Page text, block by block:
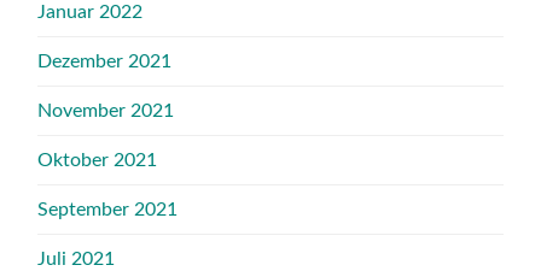
Januar 2022
Dezember 2021
November 2021
Oktober 2021
September 2021
Juli 2021